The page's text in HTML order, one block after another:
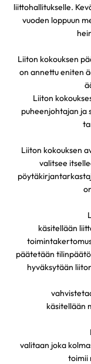
liittohallitukselle.
vuoden loppuun
Liiton kokouksen
on annettu eniten
Liiton
puheenjohtajan ja
Liiton kokouksen
valitsee
käsitellään
päätetään
hyväksytään
käsitellään
valitaan joka
toimii